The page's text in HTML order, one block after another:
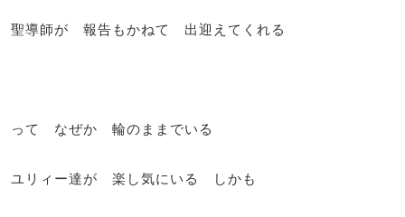
聖導師が 報告もかねて 出迎えてくれる
って なぜか 輪のままでいる
ユリィー達が 楽し気にいる しかも